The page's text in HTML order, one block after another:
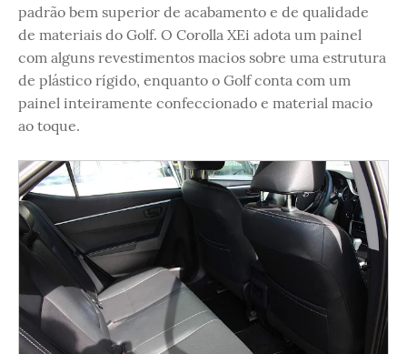
padrão bem superior de acabamento e de qualidade
de materiais do Golf. O Corolla XEi adota um painel
com alguns revestimentos macios sobre uma estrutura
de plástico rígido, enquanto o Golf conta com um
painel inteiramente confeccionado e material macio
ao toque.